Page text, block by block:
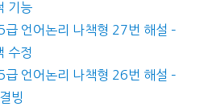
기능
언어논리 나책형 27번 해설 –
수정
언어논리 나책형 26번 해설 –
빙